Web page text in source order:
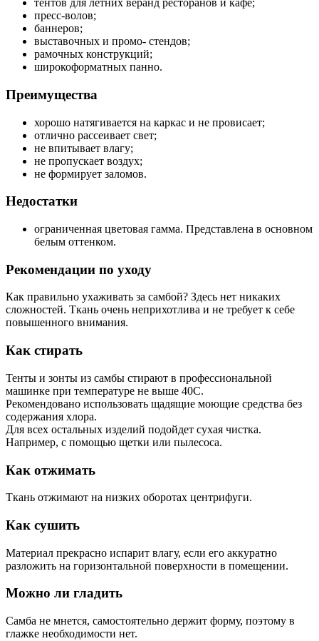
тентов для летних веранд ресторанов и кафе;
пресс-волов;
баннеров;
выставочных и промо- стендов;
рамочных конструкций;
широкоформатных панно.
Преимущества
хорошо натягивается на каркас и не провисает;
отлично рассеивает свет;
не впитывает влагу;
не пропускает воздух;
не формирует заломов.
Недостатки
ограниченная цветовая гамма. Представлена в основном
белым оттенком.
Рекомендации по уходу
Как правильно ухаживать за самбой? Здесь нет никаких
сложностей. Ткань очень неприхотлива и не требует к себе
повышенного внимания.
Как стирать
Тенты и зонты из самбы стирают в профессиональной
машинке при температуре не выше 40С.
Рекомендовано использовать щадящие моющие средства без
содержания хлора.
Для всех остальных изделий подойдет сухая чистка.
Например, с помощью щетки или пылесоса.
Как отжимать
Ткань отжимают на низких оборотах центрифуги.
Как сушить
Материал прекрасно испарит влагу, если его аккуратно
разложить на горизонтальной поверхности в помещении.
Можно ли гладить
Самба не мнется, самостоятельно держит форму, поэтому в
глажке необходимости нет.